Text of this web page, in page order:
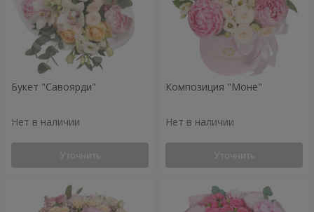
Букет "Савоярди"
Нет в наличии
Уточнить
Композиция "Моне"
Нет в наличии
Уточнить